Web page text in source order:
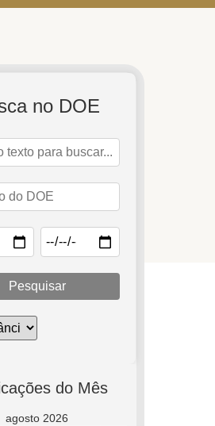
no DOE
Pesquisar
do Mês
agosto 2026